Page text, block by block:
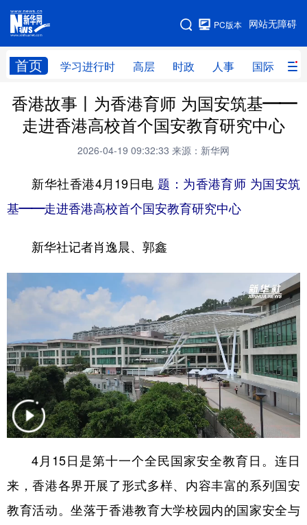
网站无障碍
PC版本
首页 学习进行时 高层 时政 人事 国际 财
网站地图
学习进行时 高层 时政 人事
国际 财经 网评 港澳
科技 科创 量子 体育
书画 健康
访谈 视频
法律 中央文件 金融 汽车
人居 信息化 数字经济
乡村振兴 银龄 溯源中国
城市 旅游 能源 会展
娱乐 时尚 悦读
公益 一带一路 亚太网 上市公司
香港故事丨为香港育师 为国安筑基——
走进香港高校首个国安教育研究中心
2026-04-19 09:32:33 来源：新华网
新华社香港4月19日电 题：为香港育师 为国安筑
基——走进香港高校首个国安教育研究中心
新华社记者肖逸晨、郭鑫
4月15日是第十一个全民国家安全教育日。连日
来，香港各界开展了形式多样、内容丰富的系列国安
教育活动。坐落于香港教育大学校园内的国家安全与